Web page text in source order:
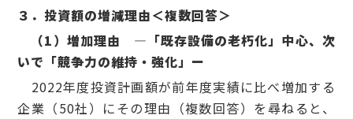
３．投資額の増減理由＜複数回答＞
（1）増加理由 ―「既存設備の老朽化」中心、次
いで「競争力の維持・強化」ー
2022年度投資計画額が前年度実績に比べ増加する
企業（50社）にその理由（複数回答）を尋ねると、